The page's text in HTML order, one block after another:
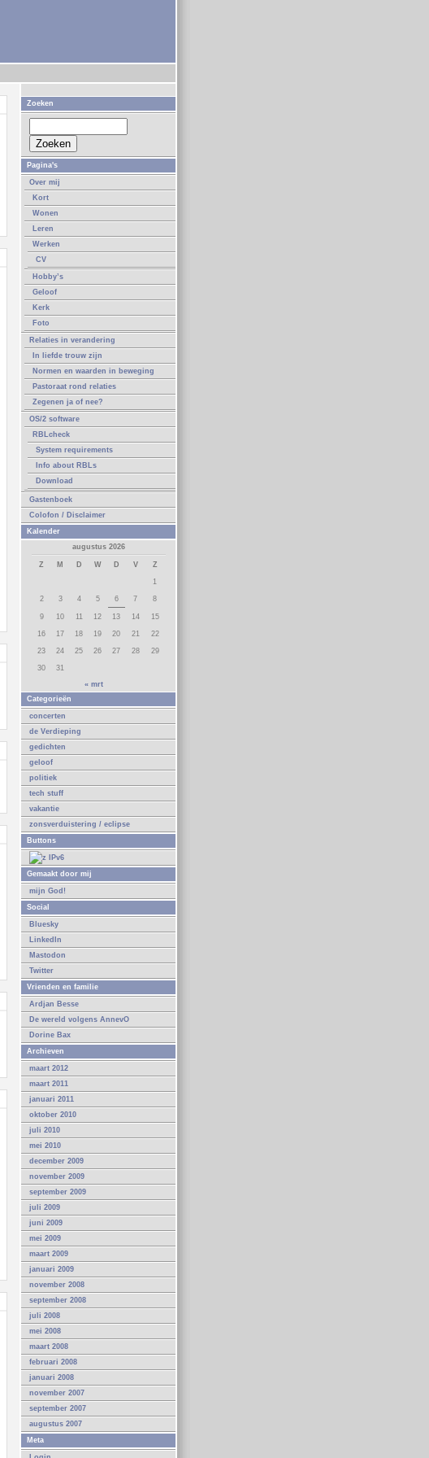
Zoeken
Pagina's
Over mij
Kort
Wonen
Leren
Werken
CV
Hobby’s
Geloof
Kerk
Foto
Relaties in verandering
In liefde trouw zijn
Normen en waarden in beweging
Pastoraat rond relaties
Zegenen ja of nee?
OS/2 software
RBLcheck
System requirements
Info about RBLs
Download
Gastenboek
Colofon / Disclaimer
Kalender
augustus 2026
Z M D W D V Z
1
2 3 4 5 6 7 8
9 10 11 12 13 14 15
16 17 18 19 20 21 22
23 24 25 26 27 28 29
30
31
« mrt
Categorieën
concerten
de Verdieping
gedichten
geloof
politiek
tech stuff
vakantie
zonsverduistering / eclipse
Buttons
Gemaakt door mij
mijn God!
Social
Bluesky
LinkedIn
Mastodon
Twitter
Vrienden en familie
Ardjan Besse
De wereld volgens AnnevO
Dorine Bax
Archieven
maart 2012
maart 2011
januari 2011
oktober 2010
juli 2010
mei 2010
december 2009
november 2009
september 2009
juli 2009
juni 2009
mei 2009
maart 2009
januari 2009
november 2008
september 2008
juli 2008
mei 2008
maart 2008
februari 2008
januari 2008
november 2007
september 2007
augustus 2007
Meta